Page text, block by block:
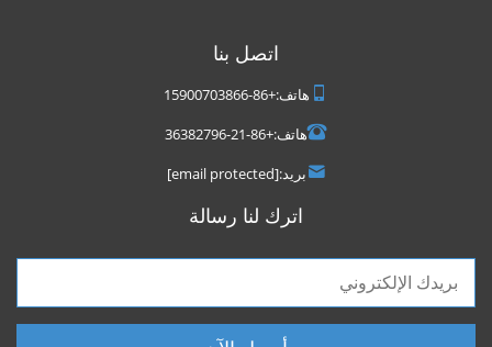
اتصل بنا
هاتف:+86-15900703866
هاتف:+86-21-36382796
بريد:[email protected]
اترك لنا رسالة